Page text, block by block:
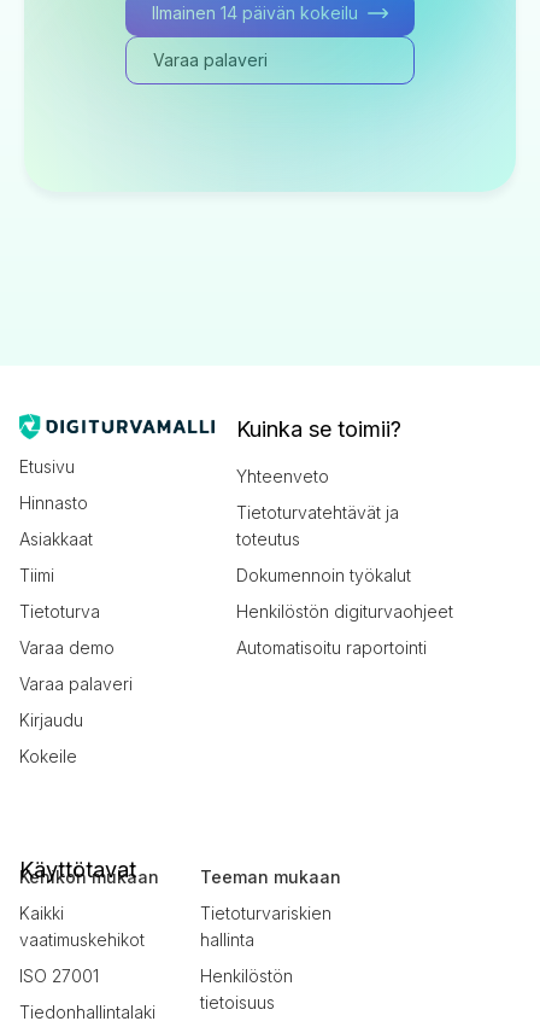
Ilmainen 14 päivän kokeilu
Varaa palaveri
Etusivu
Hinnasto
Asiakkaat
Tiimi
Tietoturva
Varaa demo
Varaa palaveri
Kirjaudu
Kokeile
Kuinka se toimii?
Yhteenveto
Tietoturvatehtävät ja
toteutus
Dokumennoin työkalut
Henkilöstön digiturvaohjeet
Automatisoitu raportointi
Käyttötavat
Kehikon mukaan
Kaikki
vaatimuskehikot
ISO 27001
Tiedonhallintalaki
Teeman mukaan
Tietoturvariskien
hallinta
Henkilöstön
tietoisuus